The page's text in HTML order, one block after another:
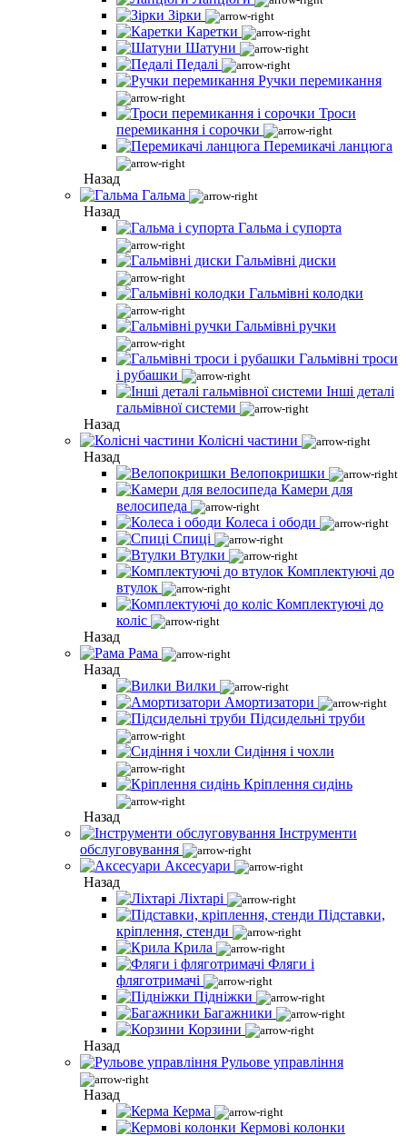
Зірки
Каретки
Шатуни
Педалі
Ручки перемикання
Троси
перемикання і сорочки
Перемикачі ланцюга
Назад
Гальма
Назад
Гальма і супорта
Гальмівні диски
Гальмівні колодки
Гальмівні ручки
Гальмівні троси
і рубашки
Інші деталі
гальмівної системи
Назад
Колісні частини
Назад
Велопокришки
Камери для
велосипеда
Колеса і ободи
Спиці
Втулки
Комплектуючі до
втулок
Комплектуючі до
коліс
Назад
Рама
Назад
Вилки
Амортизатори
Підсидельні труби
Сидіння і чохли
Кріплення сидінь
Назад
Інструменти
обслуговування
Аксесуари
Назад
Ліхтарі
Підставки,
кріплення, стенди
Крила
Фляги і
фляготримачі
Підніжки
Багажники
Корзини
Назад
Рульове управління
Назад
Керма
Кермові колонки